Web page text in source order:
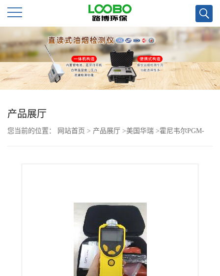
公
司
首
页
公
产品展厅
您当前的位置： 网站首页 > 产品展厅 >美国华瑞 >霍尼韦尔PGM-